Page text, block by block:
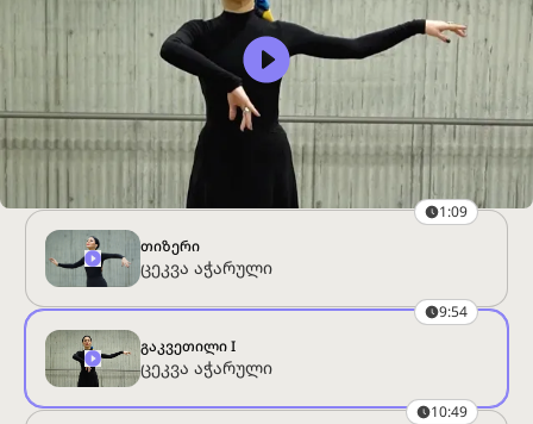
თიზერი
ცეკვა აჭარული
1:09
გაკვეთილი I
ცეკვა აჭარული
9:54
10:49